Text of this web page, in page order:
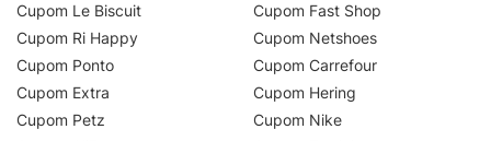
Cupom Le Biscuit
Cupom Ri Happy
Cupom Ponto
Cupom Extra
Cupom Petz
Cupom Fast Shop
Cupom Netshoes
Cupom Carrefour
Cupom Hering
Cupom Nike